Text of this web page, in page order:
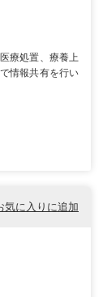
療処置、療養上
情報共有を行い
気に入りに追加